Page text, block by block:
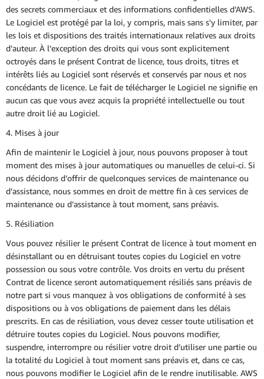
des secrets commerciaux et des informations confidentielles d’AWS.
Le Logiciel est protégé par la loi, y compris, mais sans s'y limiter, par
les lois et dispositions des traités internationaux relatives aux droits
d’auteur. À l’exception des droits qui vous sont explicitement
octroyés dans le présent Contrat de licence, tous droits, titres et
intérêts liés au Logiciel sont réservés et conservés par nous et nos
concédants de licence. Le fait de télécharger le Logiciel ne signifie en
aucun cas que vous avez acquis la propriété intellectuelle ou tout
autre droit lié au Logiciel.
4. Mises à jour
Afin de maintenir le Logiciel à jour, nous pouvons proposer à tout
moment des mises à jour automatiques ou manuelles de celui-ci. Si
nous décidons d’offrir de quelconques services de maintenance ou
d’assistance, nous sommes en droit de mettre fin à ces services de
maintenance ou d’assistance à tout moment, sans préavis.
5. Résiliation
Vous pouvez résilier le présent Contrat de licence à tout moment en
désinstallant ou en détruisant toutes copies du Logiciel en votre
possession ou sous votre contrôle. Vos droits en vertu du présent
Contrat de licence seront automatiquement résiliés sans préavis de
notre part si vous manquez à vos obligations de conformité à ses
dispositions ou à vos obligations de paiement dans les délais
prescrits. En cas de résiliation, vous devez cesser toute utilisation et
détruire toutes copies du Logiciel. Nous pouvons modifier,
suspendre, interrompre ou résilier votre droit d’utiliser une partie ou
la totalité du Logiciel à tout moment sans préavis et, dans ce cas,
nous pouvons modifier le Logiciel afin de le rendre inutilisable. AWS